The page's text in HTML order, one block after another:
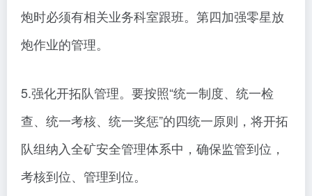
炮时必须有相关业务科室跟班。第四加强零星放
炮作业的管理。
5.强化开拓队管理。要按照“统一制度、统一检
查、统一考核、统一奖惩”的四统一原则，将开拓
队组纳入全矿安全管理体系中，确保监管到位，
考核到位、管理到位。